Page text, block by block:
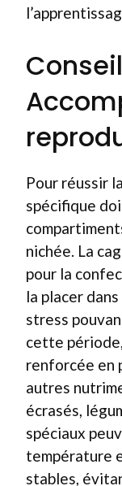
Pour réussir
spécifique
nichée. La
pour la
la placer
stress
cette
renforcée en
autres
écrasés,
spéciaux
température
stables,